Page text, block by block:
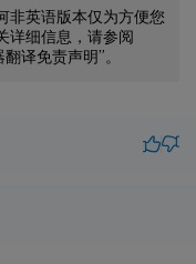
非英语版本仅为方便您
详细信息，请参阅
翻译免责声明”。